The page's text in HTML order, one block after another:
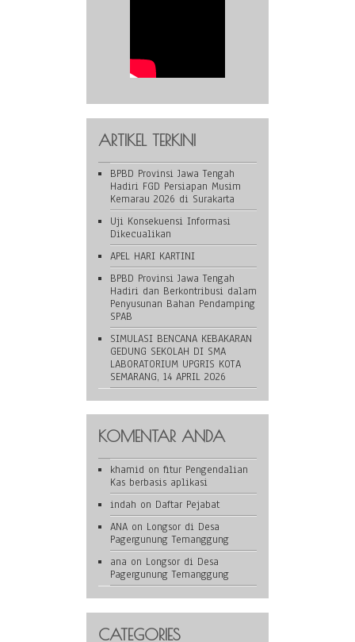
ARTIKEL TERKINI
BPBD Provinsi Jawa Tengah
Hadiri FGD Persiapan Musim
Kemarau 2026 di Surakarta
Uji Konsekuensi Informasi
Dikecualikan
APEL HARI KARTINI
BPBD Provinsi Jawa Tengah
Hadiri dan Berkontribusi dalam
Penyusunan Bahan Pendamping
SPAB
SIMULASI BENCANA KEBAKARAN
GEDUNG SEKOLAH DI SMA
LABORATORIUM UPGRIS KOTA
SEMARANG, 14 APRIL 2026
KOMENTAR ANDA
khamid on fitur Pengendalian
Kas berbasis aplikasi
indah on Daftar Pejabat
ANA on Longsor di Desa
Pagergunung Temanggung
ana on Longsor di Desa
Pagergunung Temanggung
CATEGORIES